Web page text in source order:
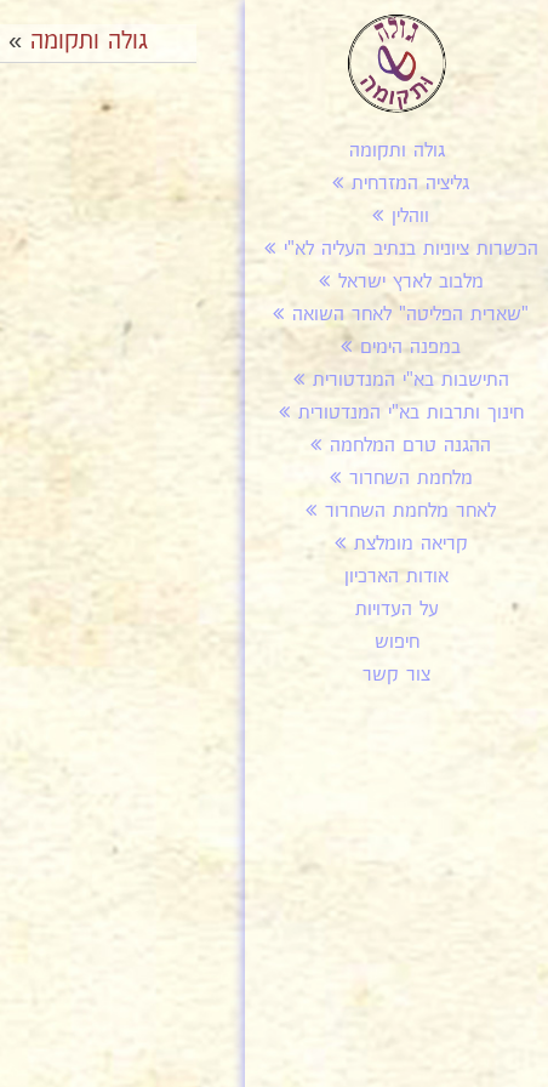
גולה ותקומה
גליציה המזרחית
ווהלין
הכשרות ציוניות בנתיב העליה לא"י
מלבוב לארץ ישראל
"שארית הפליטה" לאחר השואה
במפנה הימים
התישבות בא"י המנדטורית
חינוך ותרבות בא"י המנדטורית
ההגנה טרם המלחמה
מלחמת השחרור
לאחר מלחמת השחרור
קריאה מומלצת
אודות הארכיון
על העדויות
חיפוש
צור קשר
גולה ותקומה »